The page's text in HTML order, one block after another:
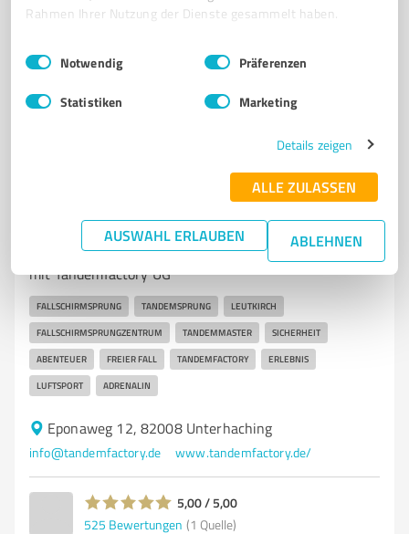
Rahmen Ihrer Nutzung der Dienste gesammelt haben.
Impressum Datenschutzbestimmungen
Einwilligungsauswahl
Notwendig Präferenzen
Statistiken Marketing
Details zeigen
ALLE ZULASSEN
AUSWAHL ERLAUBEN ABLEHNEN
info@der-kochclub.com www.der-kochclub.com/
5,00 / 5,00
(1 Quelle)
Tandemfactory UG - Fallschirm
Tandemsprünge
Unvergessliche Fallschirm Tandemsprünge in Leutkirch
mit Tandemfactory UG
FALLSCHIRMSPRUNG TANDEMSPRUNG LEUTKIRCH
FALLSCHIRMSPRUNGZENTRUM TANDEMMASTER SICHERHEIT
ABENTEUER FREIER FALL TANDEMFACTORY ERLEBNIS
LUFTSPORT ADRENALIN
Eponaweg 12, 82008 Unterhaching
info@tandemfactory.de www.tandemfactory.de/
5,00 / 5,00
525 Bewertungen (1 Quelle)